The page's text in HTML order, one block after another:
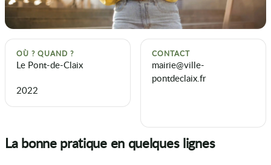
OÙ ? QUAND ?
Le Pont-de-Claix
2022
CONTACT
mairie@ville-
pontdeclaix.fr
La bonne pratique en quelques lignes